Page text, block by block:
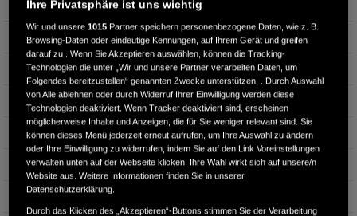
Kilometerstand 33.600 km
Kraftstoffart Elektro
Getriebe Automatik
Türen 5
Leistung 150 kW / 204 PS
Hubraum 0 cm³
Erstzulassung
Ihre Privatsphäre ist uns wichtig
Wir und unsere1015 Partner speichern personenbezogene Daten, wie z. B.
Browsing-Daten oder eindeutige Kennungen, auf Ihrem Gerät und greifen
darauf zu . Wenn Sie Akzeptieren auswählen, können die Tracking-
Technologien die unter „Wir und unsere Partner verarbeiten Daten, um
Folgendes bereitzustellen“ genannten Zwecke unterstützen. . Durch Auswahl
von Alle ablehnen oder durch Widerruf Ihrer Einwilligung werden diese
Technologien deaktiviert. Wenn Tracker deaktiviert sind, erscheinen
möglicherweise Inhalte und Anzeigen, die für Sie weniger relevant sind. Sie
können dieses Menü jederzeit erneut aufrufen, um Ihre Auswahl zu ändern
oder Ihre Einwilligung zu widerrufen, indem Sie auf den Link Voreinstellungen
verwalten unten auf der Webseite klicken. Ihre Wahl wirkt sich auf unsere/n
Website aus. Weitere Informationen finden Sie in unserer
Datenschutzerklärung.
Durch das Klicken des „Akzeptieren“-Buttons stimmen Sie der Verarbeitung